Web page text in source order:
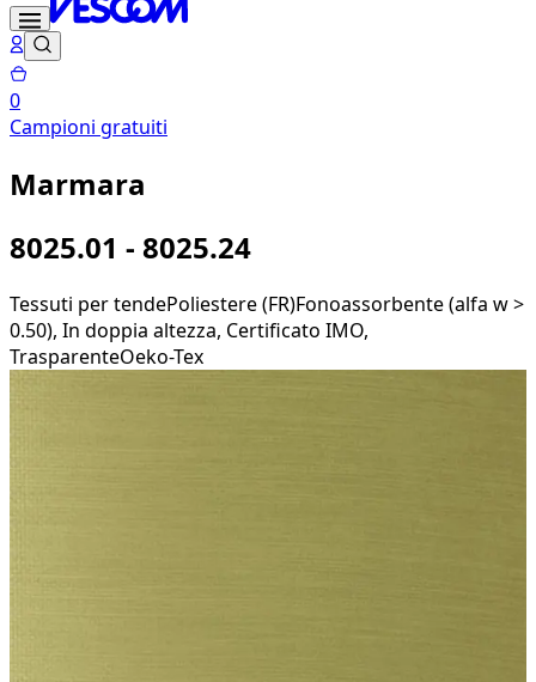
0
Campioni gratuiti
Marmara
8025.01 - 8025.24
Tessuti per tendePoliestere (FR)Fonoassorbente (alfa w >
0.50), In doppia altezza, Certificato IMO,
TrasparenteOeko-Tex